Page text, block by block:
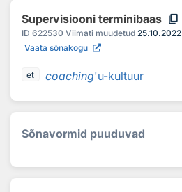
Supervisiooni terminibaas content_copy
ID 622530 Viimati muudetud 25.10.2022
Vaata sõnakogu
et coaching'u-kultuur
Sõnavormid puuduvad